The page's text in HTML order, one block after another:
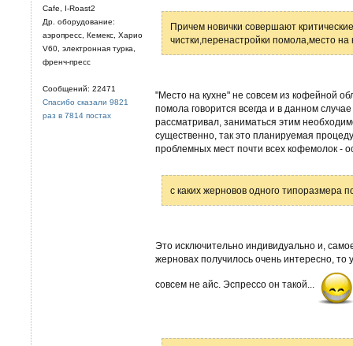
Cafe, I-Roast2
Др. оборудование:
аэропресс, Кемекс, Харио
V60, электронная турка,
френч-пресс
Сообщений: 22471
Спасибо сказали 9821
раз в 7814 постах
Причем новички совершают
чистки,перенастройки помола,место на
"Место на кухне" не совсем из кофейной
помола говорится всегда и в данном
рассматривал, заниматься этим
существенно, так это планируемая
проблемных мест почти всех кофемолок -
с каких жерновов одного типоразмера
Это исключительно индивидуально и,
жерновах получилось очень интересно,
совсем не айс. Эспрессо он такой...